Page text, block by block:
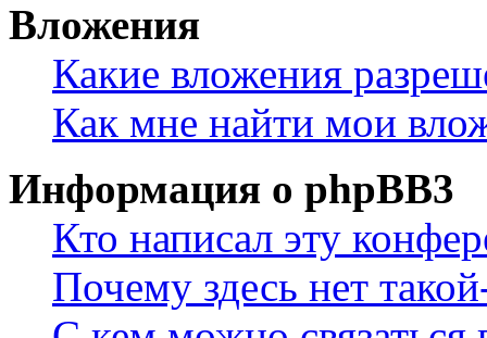
Вложения
Какие вложения
Как мне найти мои
Информация о phpBB3
Кто написал эту
Почему здесь нет